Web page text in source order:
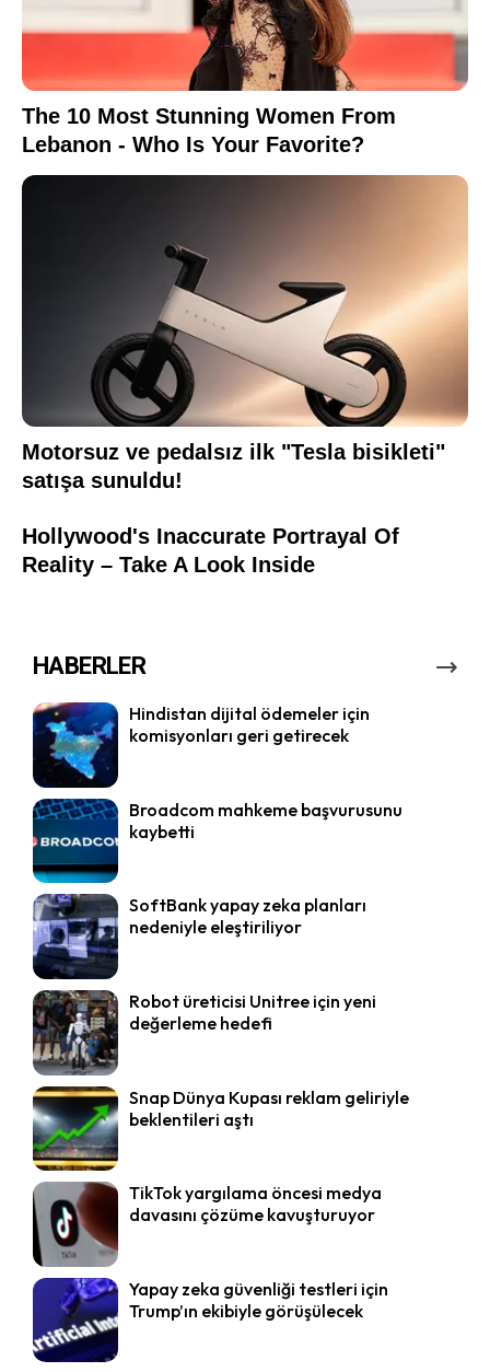
HABERLER
Hindistan dijital ödemeler için
komisyonları geri getirecek
Broadcom mahkeme başvurusunu
kaybetti
SoftBank yapay zeka planları
nedeniyle eleştiriliyor
Robot üreticisi Unitree için yeni
değerleme hedefi
Snap Dünya Kupası reklam geliriyle
beklentileri aştı
TikTok yargılama öncesi medya
davasını çözüme kavuşturuyor
Yapay zeka güvenliği testleri için
Trump’ın ekibiyle görüşülecek